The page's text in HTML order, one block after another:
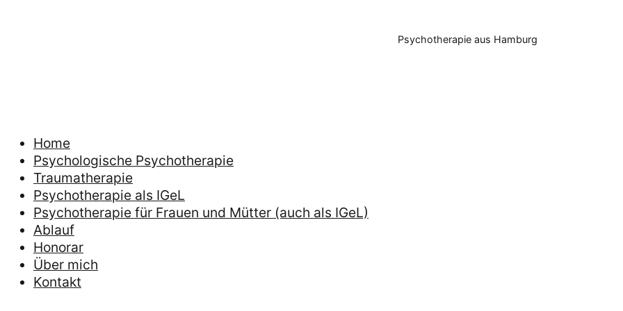
Psychotherapie aus Hamburg
Home
Psychologische Psychotherapie
Traumatherapie
Psychotherapie als IGeL
Psychotherapie für Frauen und Mütter (auch als IGeL)
Ablauf
Honorar
Über mich
Kontakt